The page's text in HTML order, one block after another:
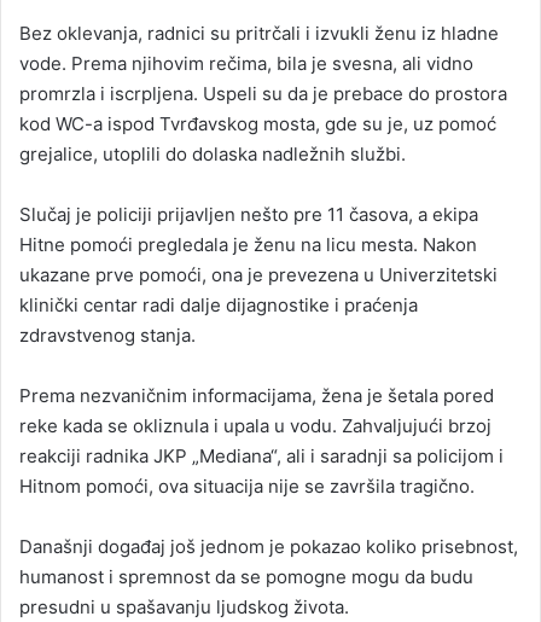
Bez oklevanja, radnici su pritrčali i izvukli ženu iz hladne
vode. Prema njihovim rečima, bila je svesna, ali vidno
promrzla i iscrpljena. Uspeli su da je prebace do prostora
kod WC-a ispod Tvrđavskog mosta, gde su je, uz pomoć
grejalice, utoplili do dolaska nadležnih službi.
Slučaj je policiji prijavljen nešto pre 11 časova, a ekipa
Hitne pomoći pregledala je ženu na licu mesta. Nakon
ukazane prve pomoći, ona je prevezena u Univerzitetski
klinički centar radi dalje dijagnostike i praćenja
zdravstvenog stanja.
Prema nezvaničnim informacijama, žena je šetala pored
reke kada se okliznula i upala u vodu. Zahvaljujući brzoj
reakciji radnika JKP „Mediana“, ali i saradnji sa policijom i
Hitnom pomoći, ova situacija nije se završila tragično.
Današnji događaj još jednom je pokazao koliko prisebnost,
humanost i spremnost da se pomogne mogu da budu
presudni u spašavanju ljudskog života.